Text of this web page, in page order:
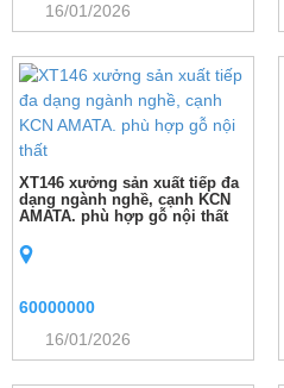
16/01/2026
XT146 xưởng sản xuất tiếp đa
dạng ngành nghề, cạnh KCN
AMATA. phù hợp gỗ nội thất
60000000
16/01/2026